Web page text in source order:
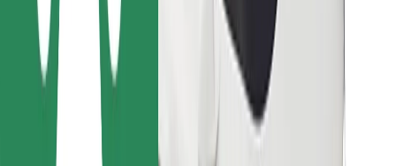
Bolt za podjetja
Drugo
Dobavitelji
Pogoji poslovanja